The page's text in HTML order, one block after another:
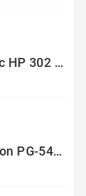
Pack Compatible Avec HP 302 XL Noir Et Couleur - SANS NIVEAU ENCRE
Pack Compatible Canon PG-540 XL / CL-541 XL – Noir & Couleur – Haute Capacité